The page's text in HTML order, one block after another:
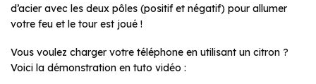
d’acier avec les deux pôles (positif et négatif) pour allumer
votre feu et le tour est joué !
Vous voulez charger votre téléphone en utilisant un citron ?
Voici la démonstration en tuto vidéo :